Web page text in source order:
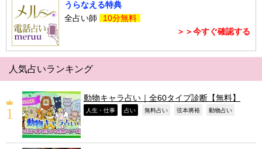
うらなえる特典
全占い師
10分無料
＞＞今すぐ確認する
人気占いランキング
動物キャラ占い｜全60タイプ診断【無料】
人生・仕事 占い 無料占い 弦本將裕 動物占い